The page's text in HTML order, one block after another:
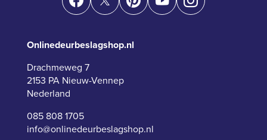
Onlinedeurbeslagshop.nl
Drachmeweg 7
2153 PA Nieuw-Vennep
Nederland
085 808 1705
info@onlinedeurbeslagshop.nl